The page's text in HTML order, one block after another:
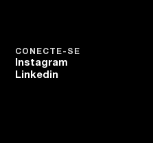
CONECTE-SE
Instagram
Linkedin